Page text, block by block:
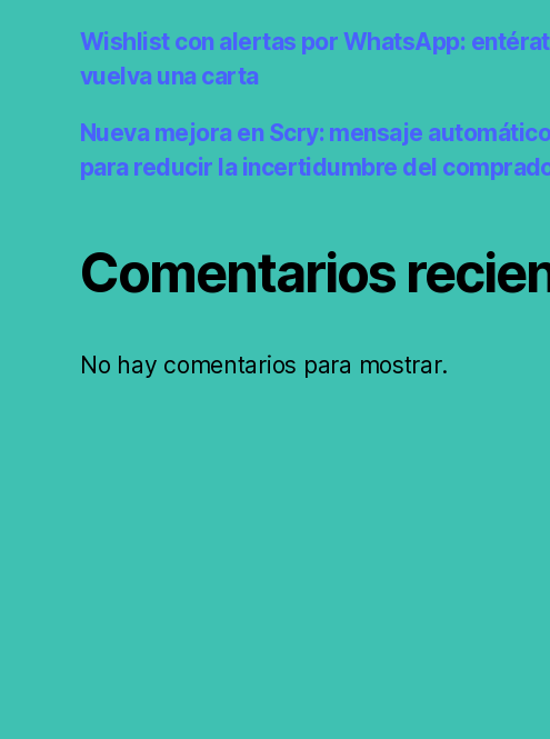
Wishlist con alertas por WhatsApp:
vuelva una carta
Nueva mejora en Scry: mensaje
para reducir la incertidumbre del
Comentarios
No hay comentarios para mostrar.